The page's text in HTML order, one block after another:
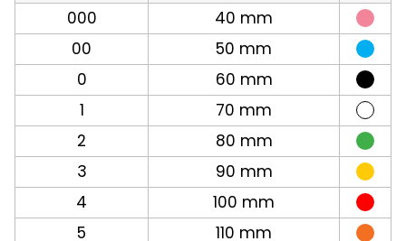
000
40 mm
00
50 mm
0
60 mm
1
70 mm
2
80 mm
3
90 mm
4
100 mm
5
110 mm